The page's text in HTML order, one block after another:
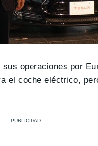
operaciones por
el coche eléctrico,